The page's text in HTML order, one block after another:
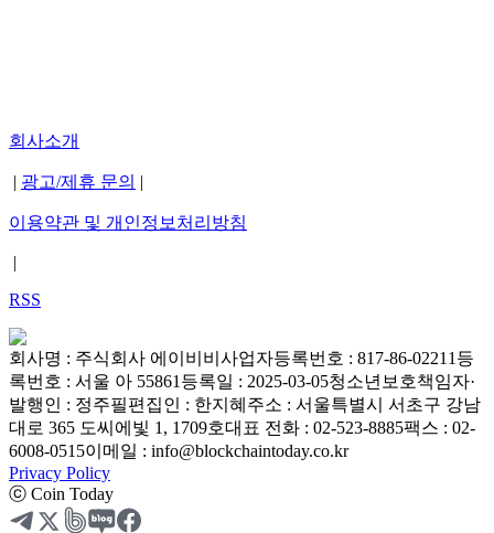
회사소개
광고/제휴 문의
이용약관 및 개인정보처리방침
RSS
회사명 : 주식회사 에이비비 사업자등록번호 : 817-86-02211등
록번호 : 서울 아 55861등록일 : 2025-03-05청소년보호책임자·
발행인 : 정주필편집인 : 한지혜 주소 : 서울특별시 서초구 강남
대로 365 도씨에빛 1, 1709호대표 전화 : 02-523-8885팩스 : 02-
6008-0515이메일 : info@blockchaintoday.co.kr
Privacy Policy
ⓒ Coin Today